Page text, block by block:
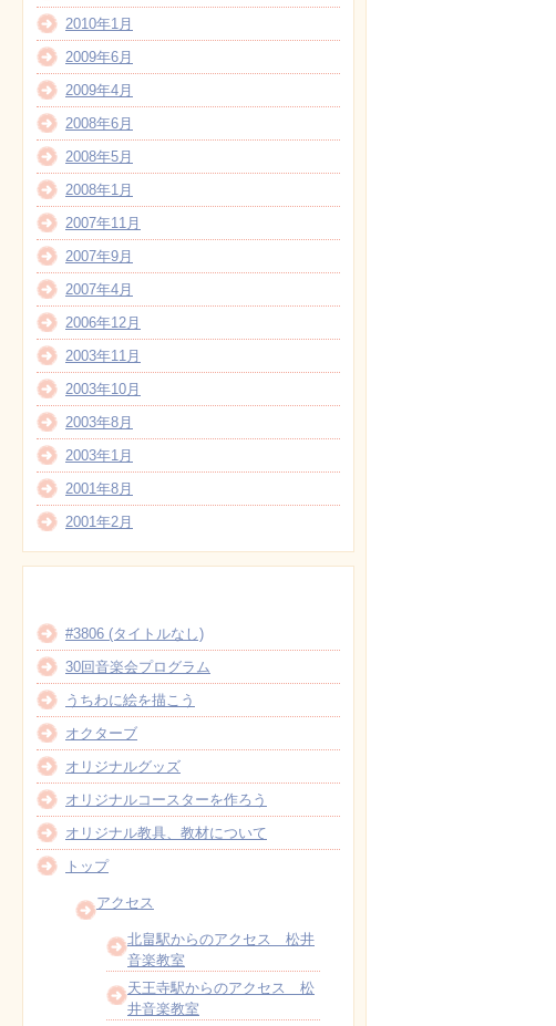
2010年1月
2009年6月
2009年4月
2008年6月
2008年5月
2008年1月
2007年11月
2007年9月
2007年4月
2006年12月
2003年11月
2003年10月
2003年8月
2003年1月
2001年8月
2001年2月
#3806 (タイトルなし)
30回音楽会プログラム
うちわに絵を描こう
オクターブ
オリジナルグッズ
オリジナルコースターを作ろう
オリジナル教具、教材について
トップ
アクセス
北畠駅からのアクセス 松井
音楽教室
天王寺駅からのアクセス 松
井音楽教室